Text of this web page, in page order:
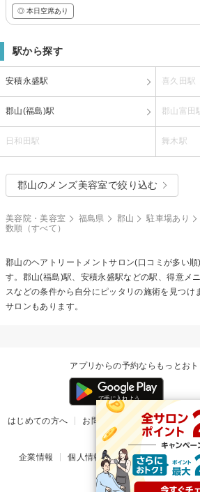
◎ 本日空席あり
駅から探す
安積永盛駅 喜久田駅
郡山(福島)駅 郡山富田
日和田駅 舞木駅
郡山のメンズ美容室で絞り込む
美容院・美容室 福島県 郡山 駐車場あり
数順（すべて）
郡山のヘアトリートメントサロン(口コミが多い
す。郡山(福島)駅、安積永盛駅などの駅、得意メ
スなどの条件から自分にピッタリの施術を見つけ
サロンもあります。
アプリからの予約ならもっとおト
はじめての方へ お問い合わせ ヘルプ
掲載ご希望のサロン様
企業情報 個人情報保護方針 楽天のサー
© Rakuten Group,